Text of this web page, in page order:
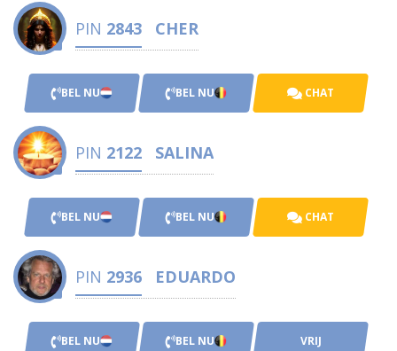
PIN 2843 CHER
BEL NU BEL NU CHAT
PIN 2122 SALINA
BEL NU BEL NU CHAT
PIN 2936 EDUARDO
BEL NU BEL NU VRIJ